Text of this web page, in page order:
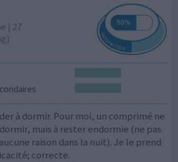
| 27
à dormir. Pour moi, un comprimé ne
mais à rester endormie (ne pas
raison dans la nuit). Je le prend
correcte.